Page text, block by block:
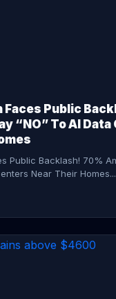
Faces Public
“NO” To AI
Public Backlash! 70%
Near Their Homes...